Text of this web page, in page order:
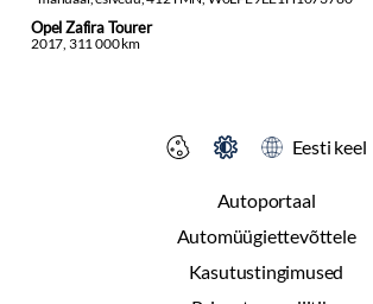
Opel Zafira Tourer
2017, 311 000 km
Autoportaal
Automüügiettevõttele
Kasutustingimused
Eesti keel